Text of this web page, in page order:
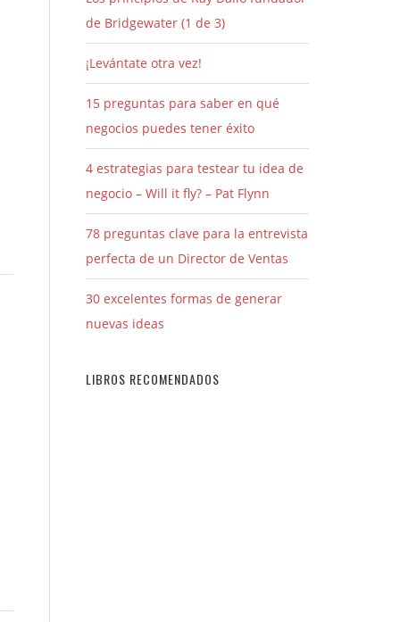
de Bridgewater (1 de 3)
¡Levántate otra vez!
15 preguntas para saber en qué
negocios puedes tener éxito
4 estrategias para testear tu idea de
negocio – Will it fly? – Pat Flynn
78 preguntas clave para la entrevista
perfecta de un Director de Ventas
30 excelentes formas de generar
nuevas ideas
LIBROS RECOMENDADOS